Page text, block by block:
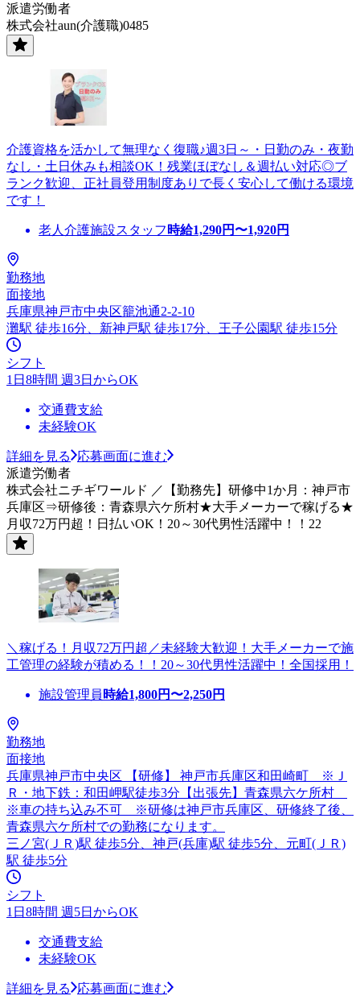
派遣労働者
株式会社aun(介護職)0485
介護資格を活かして無理なく復職♪週3日～・日勤のみ・夜勤
なし・土日休みも相談OK！残業ほぼなし＆週払い対応◎ブ
ランク歓迎、正社員登用制度ありで長く安心して働ける環境
です！
老人介護施設スタッフ 時給1,290円〜1,920円
勤務地
面接地
兵庫県神戸市中央区籠池通2-2-10
灘駅 徒歩16分、新神戸駅 徒歩17分、王子公園駅 徒歩15分
シフト
1日8時間 週3日からOK
交通費支給
未経験OK
詳細を見る
応募画面に進む
派遣労働者
株式会社ニチギワールド ／【勤務先】研修中1か月：神戸市
兵庫区⇒研修後：青森県六ケ所村★大手メーカーで稼げる★
月収72万円超！日払いOK！20～30代男性活躍中！！22
＼稼げる！月収72万円超／未経験大歓迎！大手メーカーで施
工管理の経験が積める！！20～30代男性活躍中！全国採用！
施設管理員 時給1,800円〜2,250円
勤務地
面接地
兵庫県神戸市中央区 【研修】 神戸市兵庫区和田崎町 ※Ｊ
Ｒ・地下鉄：和田岬駅徒歩3分【出張先】青森県六ケ所村
※車の持ち込み不可 ※研修は神戸市兵庫区、研修終了後、
青森県六ケ所村での勤務になります。
三ノ宮(ＪＲ)駅 徒歩5分、神戸(兵庫)駅 徒歩5分、元町(ＪＲ)
駅 徒歩5分
シフト
1日8時間 週5日からOK
交通費支給
未経験OK
詳細を見る
応募画面に進む